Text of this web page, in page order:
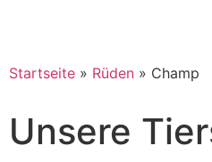
Startseite » Rüden » Champ
Unsere